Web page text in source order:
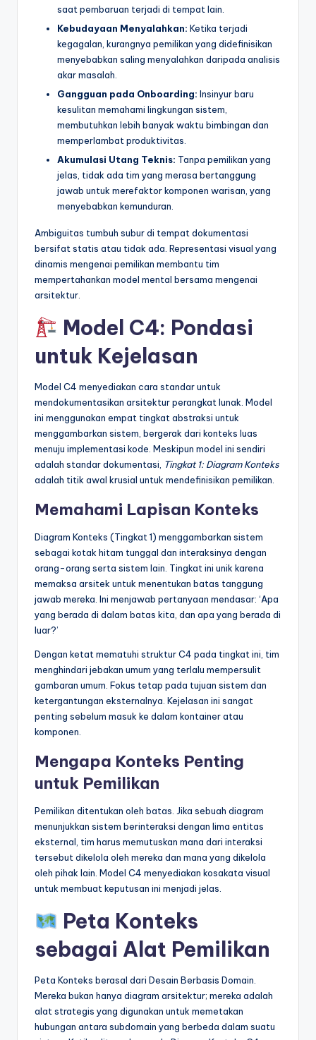
saat pembaruan terjadi di tempat lain.
Kebudayaan Menyalahkan: Ketika terjadi
kegagalan, kurangnya pemilikan yang didefinisikan
menyebabkan saling menyalahkan daripada analisis
akar masalah.
Gangguan pada Onboarding: Insinyur baru
kesulitan memahami lingkungan sistem,
membutuhkan lebih banyak waktu bimbingan dan
memperlambat produktivitas.
Akumulasi Utang Teknis: Tanpa pemilikan yang
jelas, tidak ada tim yang merasa bertanggung
jawab untuk merefaktor komponen warisan, yang
menyebabkan kemunduran.
Ambiguitas tumbuh subur di tempat dokumentasi
bersifat statis atau tidak ada. Representasi visual yang
dinamis mengenai pemilikan membantu tim
mempertahankan model mental bersama mengenai
arsitektur.
Model C4: Pondasi
untuk Kejelasan
Model C4 menyediakan cara standar untuk
mendokumentasikan arsitektur perangkat lunak. Model
ini menggunakan empat tingkat abstraksi untuk
menggambarkan sistem, bergerak dari konteks luas
menuju implementasi kode. Meskipun model ini sendiri
adalah standar dokumentasi, Tingkat 1: Diagram Konteks
adalah titik awal krusial untuk mendefinisikan pemilikan.
Memahami Lapisan Konteks
Diagram Konteks (Tingkat 1) menggambarkan sistem
sebagai kotak hitam tunggal dan interaksinya dengan
orang-orang serta sistem lain. Tingkat ini unik karena
memaksa arsitek untuk menentukan batas tanggung
jawab mereka. Ini menjawab pertanyaan mendasar: ‘Apa
yang berada di dalam batas kita, dan apa yang berada di
luar?’
Dengan ketat mematuhi struktur C4 pada tingkat ini, tim
menghindari jebakan umum yang terlalu mempersulit
gambaran umum. Fokus tetap pada tujuan sistem dan
ketergantungan eksternalnya. Kejelasan ini sangat
penting sebelum masuk ke dalam kontainer atau
komponen.
Mengapa Konteks Penting
untuk Pemilikan
Pemilikan ditentukan oleh batas. Jika sebuah diagram
menunjukkan sistem berinteraksi dengan lima entitas
eksternal, tim harus memutuskan mana dari interaksi
tersebut dikelola oleh mereka dan mana yang dikelola
oleh pihak lain. Model C4 menyediakan kosakata visual
untuk membuat keputusan ini menjadi jelas.
Peta Konteks
sebagai Alat Pemilikan
Peta Konteks berasal dari Desain Berbasis Domain.
Mereka bukan hanya diagram arsitektur; mereka adalah
alat strategis yang digunakan untuk memetakan
hubungan antara subdomain yang berbeda dalam suatu